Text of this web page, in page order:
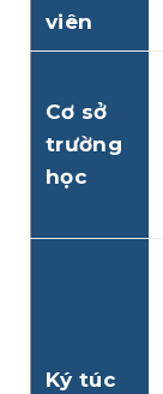
viên
Cơ sở
trường
học
Ký túc